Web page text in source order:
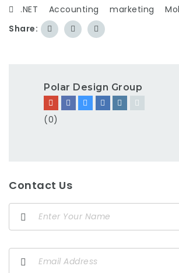
.NET Accounting marketing
Share:
Polar Design Group
(0)
Contact Us